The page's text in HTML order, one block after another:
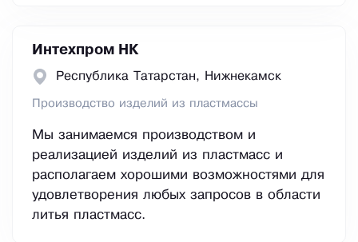
Интехпром НК
Республика Татарстан, Нижнекамск
Производство изделий из пластмассы
Мы занимаемся производством и
реализацией изделий из пластмасс и
располагаем хорошими возможностями для
удовлетворения любых запросов в области
литья пластмасс.